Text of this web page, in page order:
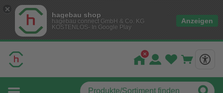
hagebau shop
hagebau connect GmbH & Co. KG
KOSTENLOS- In Google Play
Anzeigen